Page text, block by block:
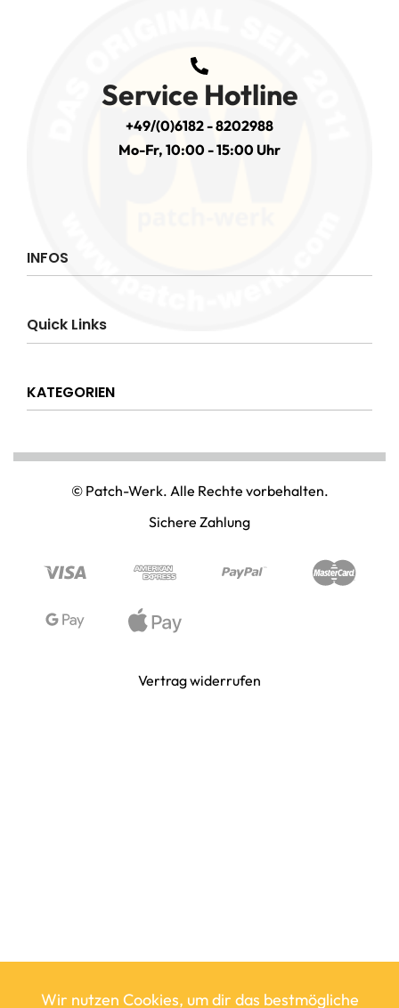
Service Hotline
+49/(0)6182 - 8202988
Mo-Fr, 10:00 - 15:00 Uhr
INFOS
Widerrufsrecht
Versandkostenpauschale
Quick Links
Mein Konto
KATEGORIEN
PAINTBALL & AIRSOFT
PUNISHER & SKULLS
WIKINGER & MITTELALTERWELTEN
© Patch-Werk. Alle Rechte vorbehalten.
Sichere Zahlung
Vertrag widerrufen